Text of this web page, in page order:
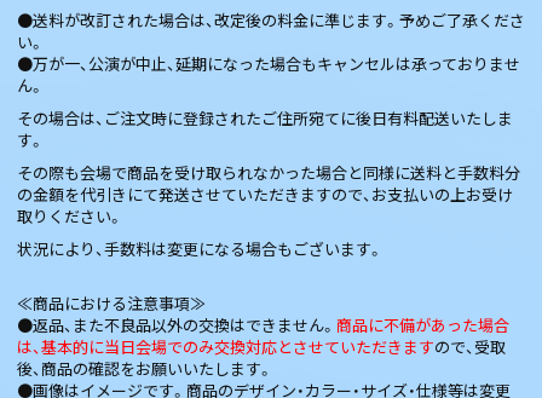
●送料が改訂された場合は、改定後の料金に準じます。予めご了承くださ
い。
●万が一、公演が中止、延期になった場合もキャンセルは承っておりませ
ん。
その場合は、ご注文時に登録されたご住所宛てに後日有料配送いたしま
す。
その際も会場で商品を受け取られなかった場合と同様に送料と手数料分
の金額を代引きにて発送させていただきますので、お支払いの上お受け
取りください。
状況により、手数料は変更になる場合もございます。
≪商品における注意事項≫
●返品、また不良品以外の交換はできません。 商品に不備があった場合
は、基本的に当日会場でのみ交換対応とさせていただきますので、受取
後、商品の確認をお願いいたします。
●画像はイメージです。商品のデザイン・カラー・サイズ・仕様等は変更